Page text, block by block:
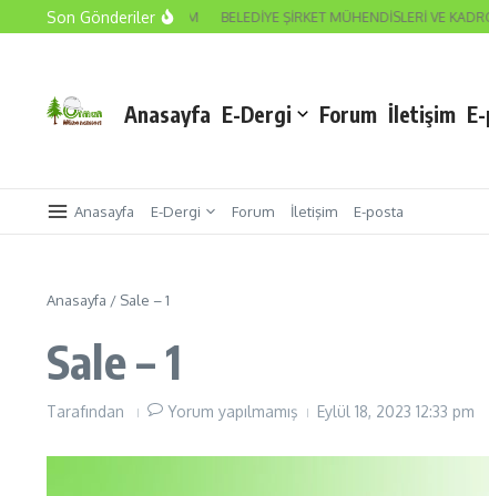
İçeriğe atlaSon Gönderiler
VE SEYREDEN DURUM BELEDİYE ŞİRKET MÜHENDİSLERİ VE KADRO
Anasayfa E-Dergi Forum İletişim
Anasayfa E-Dergi Forum İletişim E-posta
Anasayfa / Sale – 1
Sale – 1
Tarafından Yorum yapılmamış Eylül 18, 2023 12:33 pm